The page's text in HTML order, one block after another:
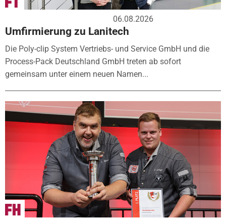
06.08.2026
Umfirmierung zu Lanitech
Die Poly-clip System Vertriebs- und Service GmbH und die
Process-Pack Deutschland GmbH treten ab sofort
gemeinsam unter einem neuen Namen...